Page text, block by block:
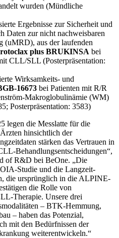
wurden (Mündliche
Ergebnisse zur Sicherheit und
Daten zur nicht nachweisbaren
(uMRD), aus der laufenden
plus BRUKINSA bei
CLL/SLL (Posterpräsentation:
Wirksamkeits- und
16673 bei Patienten mit R/R
Makroglobulinämie (WM)
Posterpräsentation: 3583)
legen die Messlatte für die
hinsichtlich der
stärken das Vertrauen in
Behandlungsentscheidungen“,
of R&D bei BeOne. „Die
Studie und die Langzeit-
die ursprünglich in die ALPINE-
die Rolle von
Therapie. Unsere drei
– BTK-Hemmung,
– haben das Potenzial,
mit den Bedürfnissen der
weiterentwickeln.“